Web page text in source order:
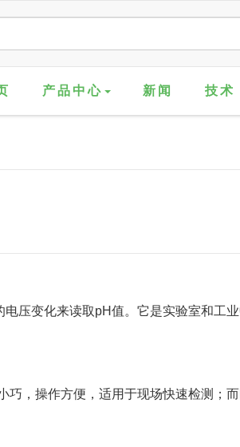
产品中心 新闻 技术
电压变化来读取pH值。它是实验室和工
，操作方便，适用于现场快速检测；